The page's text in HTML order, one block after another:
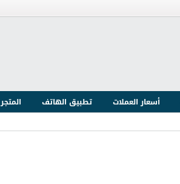
أسعار العملات تطبيق الهاتف
المتجر